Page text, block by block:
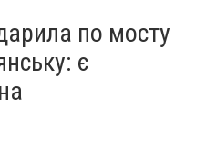
по мосту
є